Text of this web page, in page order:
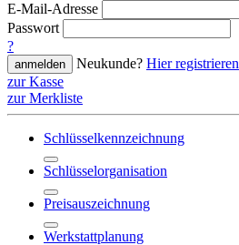
E-Mail-Adresse
Passwort
?
anmelden Neukunde? Hier registrieren
zur Kasse
zur Merkliste
Schlüsselkennzeichnung
Schlüsselorganisation
Preisauszeichnung
Werkstattplanung